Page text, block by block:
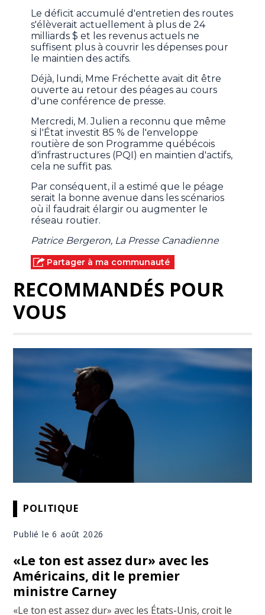
Le déficit accumulé d'entretien des routes
s'élèverait actuellement à plus de 24
milliards $ et les revenus actuels ne
suffisent plus à couvrir les dépenses pour
le maintien des actifs.
Déjà, lundi, Mme Fréchette avait dit être
ouverte au retour des péages au cours
d'une conférence de presse.
Mercredi, M. Julien a reconnu que même
si l'État investit 85 % de l'enveloppe
routière de son Programme québécois
d'infrastructures (PQI) en maintien d'actifs,
cela ne suffit pas.
Par conséquent, il a estimé que le péage
serait la bonne avenue dans les scénarios
où il faudrait élargir ou augmenter le
réseau routier.
Patrice Bergeron, La Presse Canadienne
Partager à ma communauté
RECOMMANDÉS POUR
VOUS
POLITIQUE
Publié le 6 août 2026
«Le ton est assez dur» avec les
Américains, dit le premier
ministre Carney
«Le ton est assez dur» avec les États-Unis, croit le